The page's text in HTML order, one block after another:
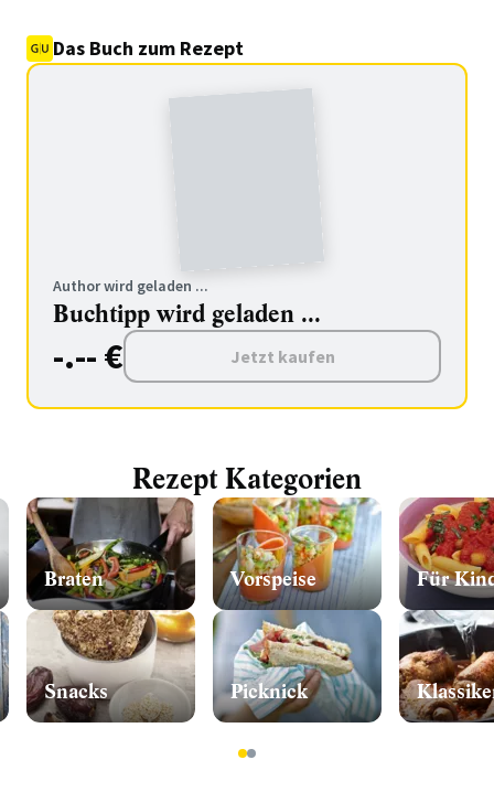
Das Buch zum Rezept
Author wird geladen ...
Buchtipp wird geladen ...
-.-- € Jetzt kaufen
Rezept Kategorien
Braten
Snacks
Vorspeise
Picknick
Für
12